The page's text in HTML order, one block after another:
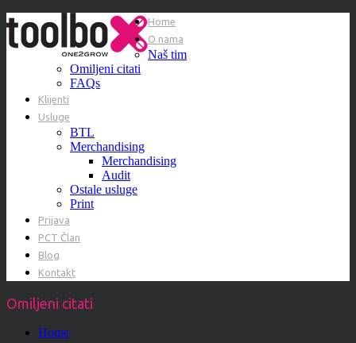
Home
O nama
Naš tim
Omiljeni citati
FAQs
Klijenti
Usluge
BTL
Merchandising
Merchandising
Audit
Ostale usluge
Print
Prijava
PCT Član
Blog
Kontakt
Omiljeni citati
Home